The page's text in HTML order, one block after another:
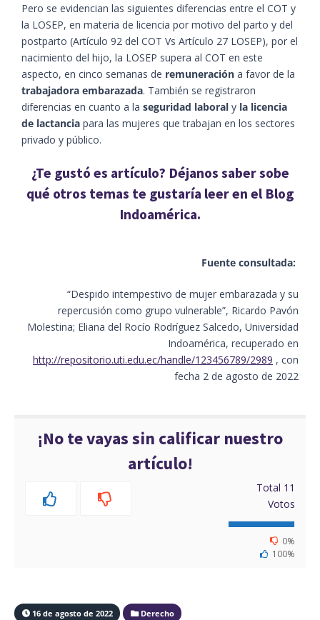
Pero se evidencian las siguientes diferencias entre el COT y
la LOSEP, en materia de licencia por motivo del parto y del
postparto (Artículo 92 del COT Vs Artículo 27 LOSEP), por el
nacimiento del hijo, la LOSEP supera al COT en este
aspecto, en cinco semanas de remuneración a favor de la
trabajadora embarazada. También se registraron
diferencias en cuanto a la seguridad laboral y la licencia
de lactancia para las mujeres que trabajan en los sectores
privado y público.
¿Te gustó es artículo? Déjanos saber sobe
qué otros temas te gustaría leer en el Blog
Indoamérica.
Fuente consultada:
“Despido intempestivo de mujer embarazada y su
repercusión como grupo vulnerable”, Ricardo Pavón
Molestina; Eliana del Rocío Rodríguez Salcedo, Universidad
Indoamérica, recuperado en
http://repositorio.uti.edu.ec/handle/123456789/2989 , con
fecha 2 de agosto de 2022
¡No te vayas sin calificar nuestro
artículo!
Total 11
Votos
0%
100%
16 de agosto de 2022 Derecho